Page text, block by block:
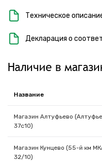
Техническое
Декларация о
Наличие в
Название
Магазин Алтуфьево
37с10)
Магазин Кунцево (55-й км
32/10)